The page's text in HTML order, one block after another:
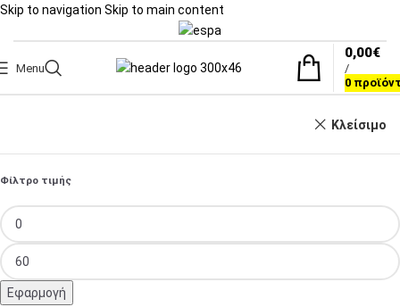
Skip to navigation Skip to main content
Menu
0
/
0,00€
Κλείσιμο
Φίλτρο τιμής
Εφαρμογή